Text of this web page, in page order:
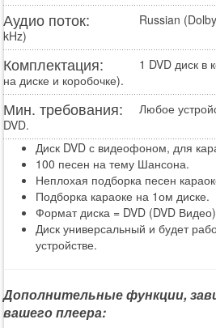
Аудио поток:
Russian
kHz)
Комплектация:
1 DVD диск в
на диске и коробочке).
Мин. требования:
Любое
DVD.
Диск DVD с видеофоном, для
100 песен на тему Шансона.
Неплохая подборка песен
Подборка караоке на 1ом диске.
Формат диска = DVD (DVD
Диск универсальный и будет
устройстве.
Дополнительные функции,
вашего плеера: